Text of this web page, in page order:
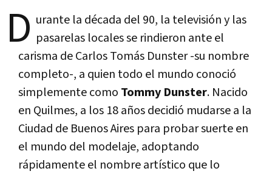
D urante la década del 90, la televisión y las
pasarelas locales se rindieron ante el
carisma de Carlos Tomás Dunster -su nombre
completo-, a quien todo el mundo conoció
simplemente como Tommy Dunster. Nacido
en Quilmes, a los 18 años decidió mudarse a la
Ciudad de Buenos Aires para probar suerte en
el mundo del modelaje, adoptando
rápidamente el nombre artístico que lo